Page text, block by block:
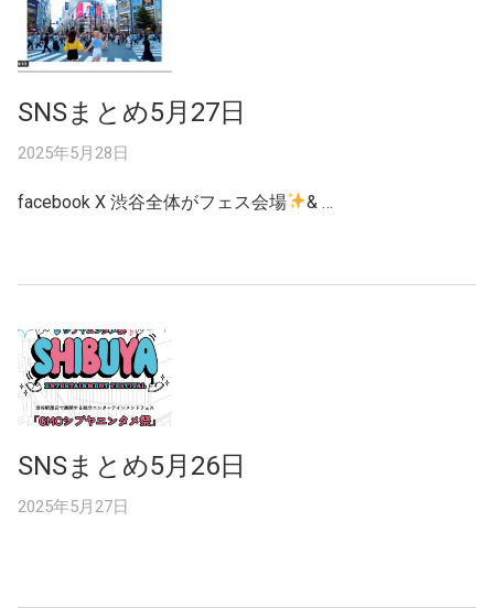
SNSまとめ5月27日
2025年5月28日
facebook X 渋谷全体がフェス会場 & …
SNSまとめ5月26日
2025年5月27日